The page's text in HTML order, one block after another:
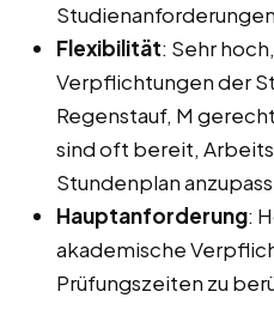
Flexibilität: Sehr
Verpflichtungen der
Regenstauf, M
sind oft bereit,
Stundenplan
Hauptanforderung:
akademische
Prüfungszeiten zu